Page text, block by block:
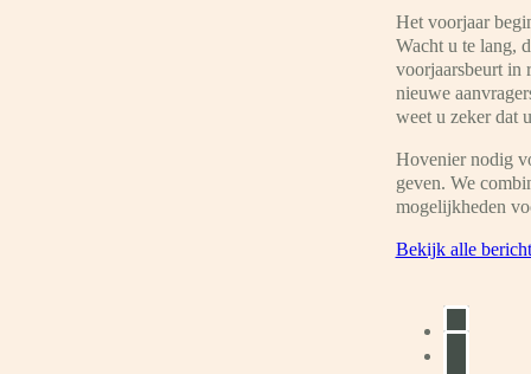
Het voorjaar
Wacht u te lang,
voorjaarsbeurt in
nieuwe
weet u zeker dat
Hovenier nodig
geven. We
mogelijkheden
Bekijk alle